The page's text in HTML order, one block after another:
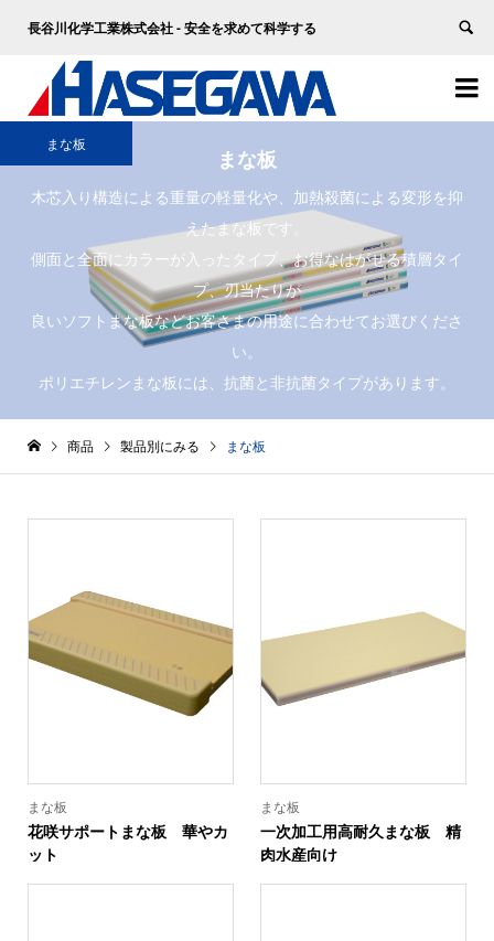
長谷川化学工業株式会社 - 安全を求めて科学する


まな板
木芯入り構造による重量の軽量化や、加熱殺菌による変形を抑
えたまな板です。
側面と全面にカラーが入ったタイプ、お得なはがせる積層タイ
プ、刃当たりが
良いソフトまな板などお客さまの用途に合わせてお選びくださ
い。
ポリエチレンまな板には、抗菌と非抗菌タイプがあります。
まな板
商品 製品別にみる まな板
まな板
花咲サポートまな板 華やカ
ット
まな板
一次加工用高耐久まな板 精
肉水産向け